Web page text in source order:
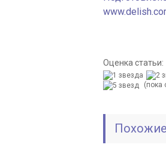
Оценка статьи:
(пока